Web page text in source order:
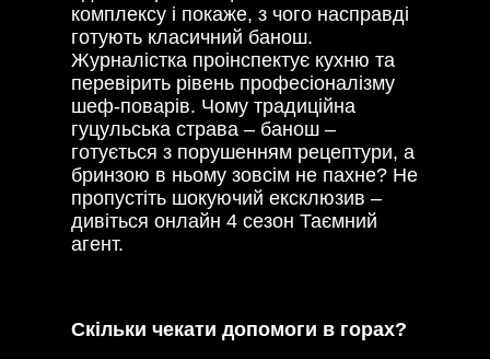
комплексу і покаже, з чого насправді
готують класичний банош.
Журналістка проінспектує кухню та
перевірить рівень професіоналізму
шеф-поварів. Чому традиційна
гуцульська страва – банош –
готується з порушенням рецептури, а
бринзою в ньому зовсім не пахне? Не
пропустіть шокуючий ексклюзив –
дивіться онлайн 4 сезон Таємний
агент.
Скільки чекати допомоги в горах?